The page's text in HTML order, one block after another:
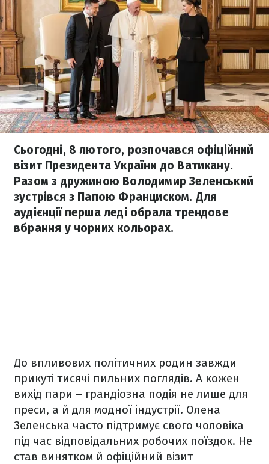
Сьогодні, 8 лютого, розпочався офіційний
візит Президента України до Ватикану.
Разом з дружиною Володимир Зеленський
зустрівся з Папою Франциском. Для
аудієнції перша леді обрала трендове
вбрання у чорних кольорах.
До впливових політичних родин завжди
прикуті тисячі пильних поглядів. А кожен
вихід пари – грандіозна подія не лише для
преси, а й для модної індустрії. Олена
Зеленська часто підтримує свого чоловіка
під час відповідальних робочих поїздок. Не
став винятком й офіційний візит